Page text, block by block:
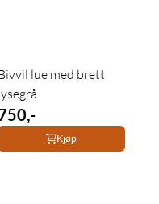
lue med brett
Kjøp